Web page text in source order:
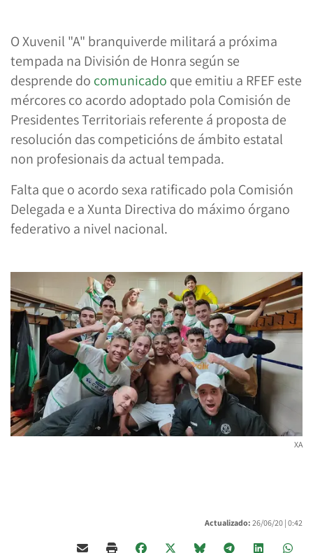
O Xuvenil "A" branquiverde militará a próxima
tempada na División de Honra según se
desprende do comunicado que emitiu a RFEF este
mércores co acordo adoptado pola Comisión de
Presidentes Territoriais referente á proposta de
resolución das competicións de ámbito estatal
non profesionais da actual tempada.
Falta que o acordo sexa ratificado pola Comisión
Delegada e a Xunta Directiva do máximo órgano
federativo a nivel nacional.
XA
Actualizado: 26/06/20 | 0:42